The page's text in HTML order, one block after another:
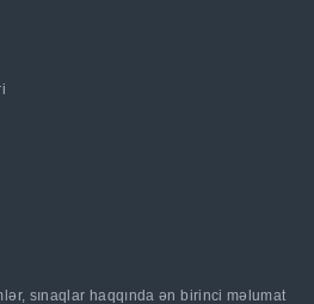
sınaqlar haqqında ən birinci məlumat